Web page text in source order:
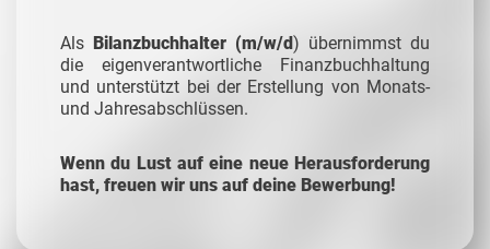
Als Bilanzbuchhalter (m/w/d) übernimmst du
die eigenverantwortliche Finanzbuchhaltung
und unterstützt bei der Erstellung von Monats-
und Jahresabschlüssen.
Wenn du Lust auf eine neue Herausforderung
hast, freuen wir uns auf deine Bewerbung!